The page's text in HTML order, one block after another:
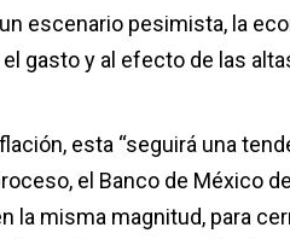
escenario pesimista, la
el gasto y al efecto de las
esta “seguirá una
el Banco de México
la misma magnitud, para